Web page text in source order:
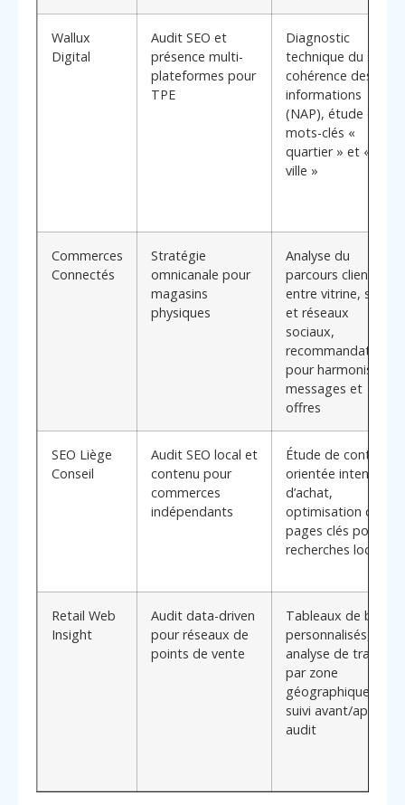
Wallux
Digital
Audit SEO et
présence multi-
plateformes pour
TPE
Diagnostic
technique du site,
cohérence des
informations
(NAP), étude de
mots-clés «
quartier » et «
ville »
Commerces
Connectés
Stratégie
omnicanale pour
magasins
physiques
Analyse du
parcours client
entre vitrine, site
et réseaux
sociaux,
recommandations
pour harmoniser
messages et
offres
SEO Liège
Conseil
Audit SEO local et
contenu pour
commerces
indépendants
Étude de contenu
orientée intention
d’achat,
optimisation des
pages clés pour
recherches locales
Retail Web
Insight
Audit data-driven
pour réseaux de
points de vente
Tableaux de bord
personnalisés,
analyse de trafic
par zone
géographique,
suivi avant/après
audit